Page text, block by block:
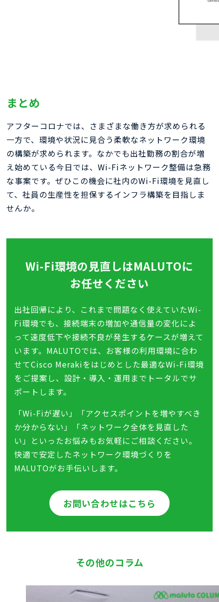
まとめ
アフターコロナでは、さまざまな働き方が求められる
一方で、環境や状況に見合う柔軟なネットワーク環境
の構築が求められます。なかでも出社勤務の割合が増
え始めている今日では、Wi-Fiネットワーク整備は急務
な事案です。ぜひこの機会に社内のWi-Fi環境を見直し
て、社員の生産性を担保するインフラ構築を目指しま
せんか。
Wi-Fi環境の見直しはMALUTOに
お任せください
出社回帰により、これまで問題なく使えていたWi-
Fi環境でも、接続端末の増加や通信量の変化によ
って速度低下や接続不良が発生するケースが増えて
います。MALUTOでは、お客様の利用環境に合わ
せてCisco Merakiをはじめとした最適なWi-Fi環境
をご提案し、設計・導入・運用までトータルでサ
ポートします。
「Wi-Fiが遅い」「アクセスポイントを増やすべき
か分からない」「ネットワーク全体を見直した
い」といったお悩みもお気軽にご相談ください。
快適で安定したネットワーク環境づくりを
MALUTOがお手伝いします。
お問い合わせはこちら
その他のコラム